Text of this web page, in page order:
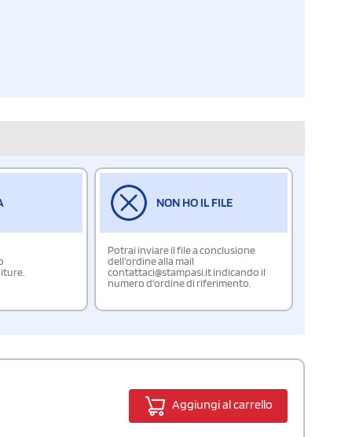
NON HO IL FILE
Potrai inviare il file a conclusione
dell'ordine alla mail
contattaci@stampasi.it indicando il
numero d'ordine di riferimento.
Aggiungi al carrello